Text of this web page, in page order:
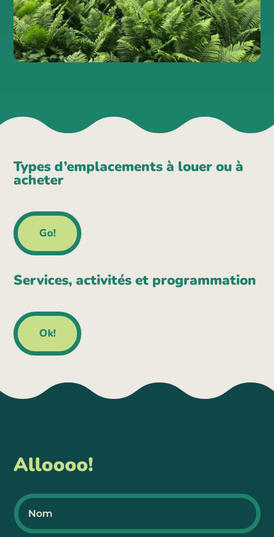
Types d’emplacements à louer ou à
acheter
Go!
Services, activités et programmation
Ok!
Alloooo!